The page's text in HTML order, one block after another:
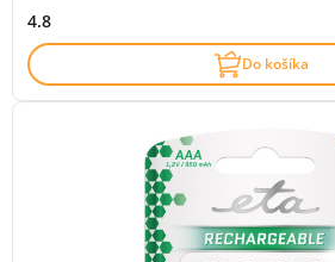
4.8
Do košíka